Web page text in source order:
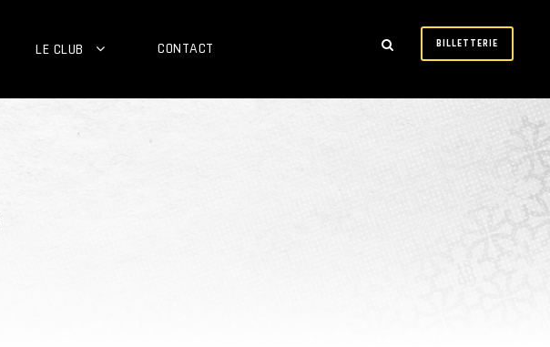
LE CLUB CONTACT BILLETTERIE